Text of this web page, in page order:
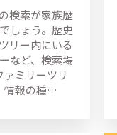
検索が家族歴
しょう。歴史
リー内にいる
など、検索場
ミリーツリ
情報の種…